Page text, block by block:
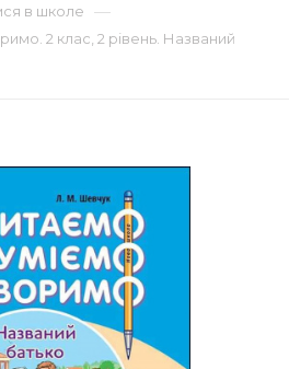
в школе —
2 клас, 2 рівень. Названий